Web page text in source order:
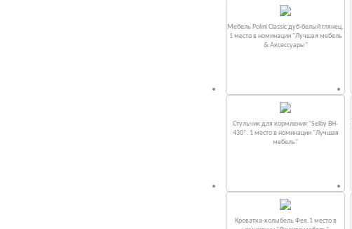
Мебель Polini Classic дуб-белый глянец.
1 место в номинации "Лучшая мебель
& Аксессуары"
Стульчик для кормления "Selby BH-
430". 1 место в номинации "Лучшая
мебель"
Кроватка-колыбель Фея.1 место в